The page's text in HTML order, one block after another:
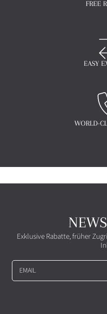
FREE
EASY
WORLD-
Exklusive Rabatte, früher
EMAIL